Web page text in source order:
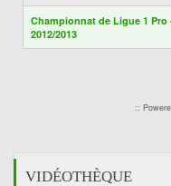
Championnat de Ligue 1 Pro
2012/2013
::
VIDÉOTHÈQUE